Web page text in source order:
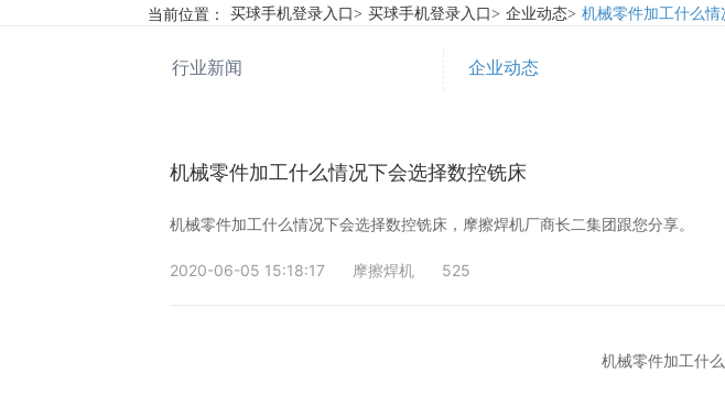
当前位置： 买球手机登录入口> 买球手机登录入口> 企业动态> 机械零件加工什么
行业新闻 企业动态
机械零件加工什么情况下会选择数控铣床
机械零件加工什么情况下会选择数控铣床，摩擦焊机厂商长二集团跟您分享。
2020-06-05 15:18:17 摩擦焊机 525
机械零件加工什